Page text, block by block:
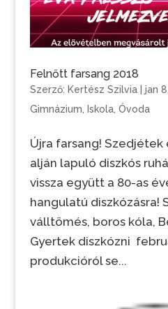
Felnőtt farsang 2018
Szerző: Kertész Szilvia| jan
Gimnázium Iskola, Óvoda
Újra farsang! Szedjétek
alján lapuló diszkós
vissza együtt a 80-as
hangulatú diszkózásra!
válltömés, boros kóla,
Gyertek diszkózni
produkcióról se...